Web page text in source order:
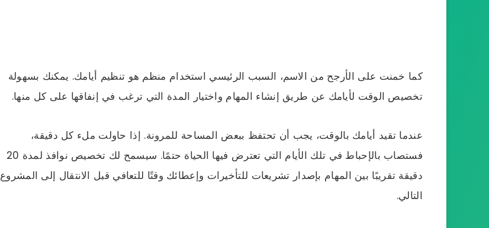
كما خمنت على الأرجح من الاسم، السبب الرئيسي استخدام منظم هو تنظيم أيامك. يمكنك بسهولة
تخصيص الوقت لأيامك عن طريق إنشاء المهام واختيار المدة التي ترغب في إنفاقها على كل منها.
عندما تقيد أيامك بالوقت، يجب أن تحتفظ ببعض المساحة للمرونة. إذا حاولت ملء كل دقيقة،
فستصاب بالإحباط في تلك الأيام التي تعترض فيها الحياة حتمًا. سيسمح لك تخصيص نوافذ لمدة 20
دقيقة تقريبًا بين المهام بإصدار تشريعات للتأخيرات وإعطائك وقتًا للتعافي قبل الانتقال إلى المشروع
التالي.